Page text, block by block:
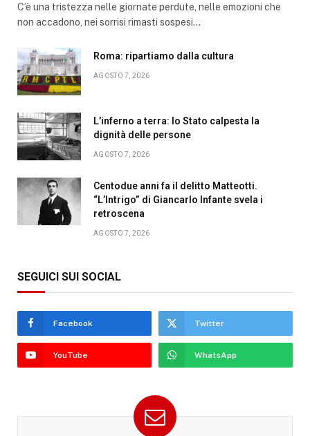
C’è una tristezza nelle giornate perdute, nelle emozioni che
non accadono, nei sorrisi rimasti sospesi…
Roma: ripartiamo dalla cultura
AGOSTO 7, 2026
L’inferno a terra: lo Stato calpesta la
dignità delle persone
AGOSTO 7, 2026
Centodue anni fa il delitto Matteotti.
“L’Intrigo” di Giancarlo Infante svela i
retroscena
AGOSTO 7, 2026
SEGUICI SUI SOCIAL
Facebook Twitter
YouTube WhatsApp